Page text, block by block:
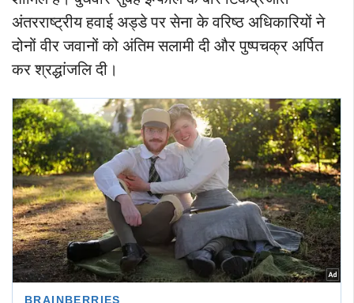
अंतरराष्ट्रीय हवाई अड्डे पर सेना के वरिष्ठ अधिकारियों ने
दोनों वीर जवानों को अंतिम सलामी दी और पुष्पचक्र अर्पित
कर श्रद्धांजलि दी।